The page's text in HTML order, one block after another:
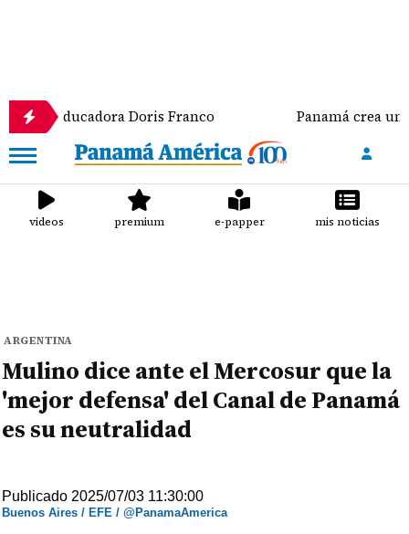
Doris Franco Panamá crea un
videos premium e-papper mis noticias
ARGENTINA
Mulino dice ante el Mercosur que la
'mejor defensa' del Canal de Panamá
es su neutralidad
Publicado 2025/07/03 11:30:00
Buenos Aires / EFE / @PanamaAmerica